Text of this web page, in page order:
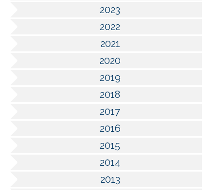
2023
2022
2021
2020
2019
2018
2017
2016
2015
2014
2013